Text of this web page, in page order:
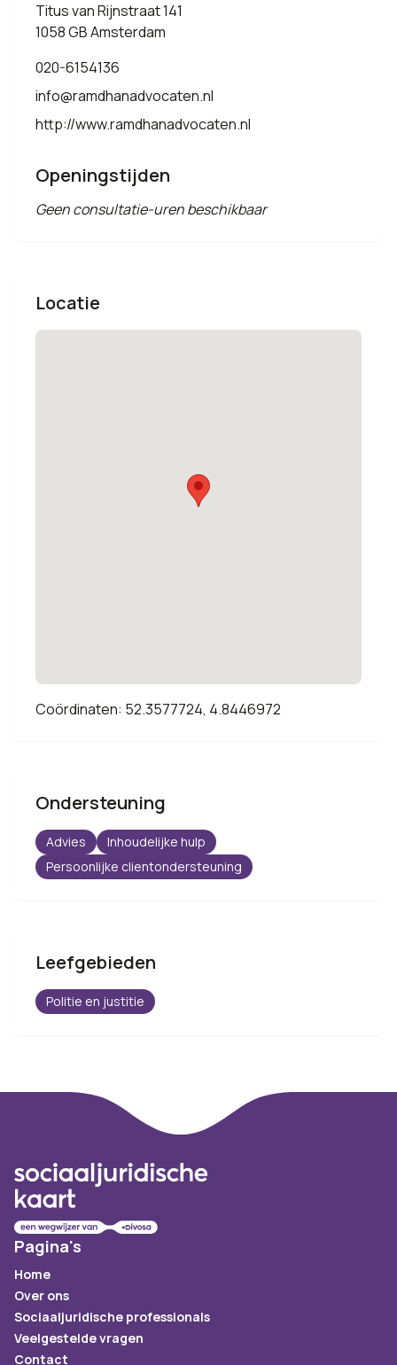
Titus van Rijnstraat 141
1058 GB Amsterdam
020-6154136
info@ramdhanadvocaten.nl
http://www.ramdhanadvocaten.nl
Openingstijden
Geen consultatie-uren beschikbaar
Locatie
Coördinaten: 52.3577724, 4.8446972
Ondersteuning
Advies
Inhoudelijke hulp
Persoonlijke clientondersteuning
Leefgebieden
Politie en justitie
Pagina's
Home
Over ons
Sociaaljuridische professionals
Veelgestelde vragen
Contact